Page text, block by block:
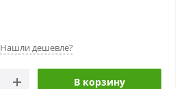
Нашли дешевле?
В корзину